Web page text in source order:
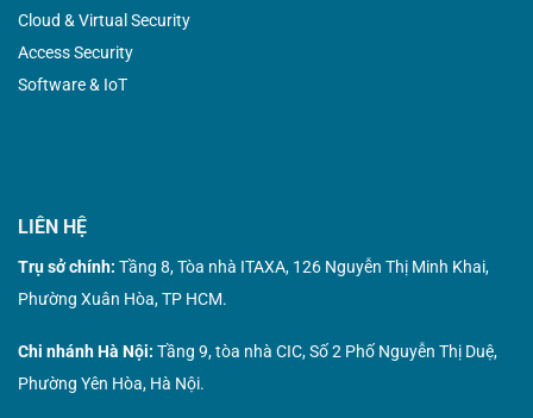
Cloud & Virtual Security
Access Security
Software & IoT
LIÊN HỆ
Trụ sở chính: Tầng 8, Tòa nhà ITAXA, 126 Nguyễn Thị Minh Khai,
Phường Xuân Hòa, TP HCM.
Chi nhánh Hà Nội: Tầng 9, tòa nhà CIC, Số 2 Phố Nguyễn Thị Duệ,
Phường Yên Hòa, Hà Nội.